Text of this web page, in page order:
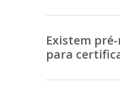
de atividade ou
implementar e
Existem
para